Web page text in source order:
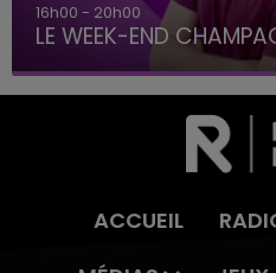
16h00 - 20h00
LE WEEK-END
ACCUEIL